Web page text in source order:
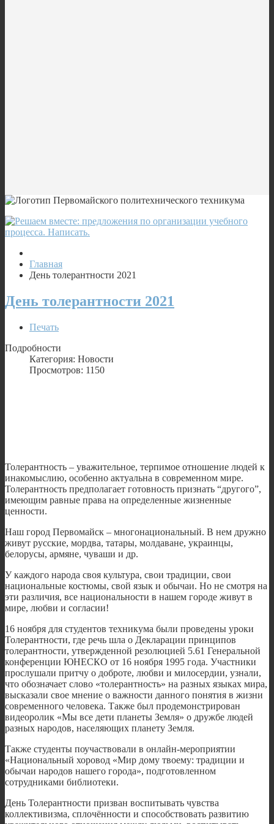
Главная
День толерантности 2021
День толерантности 2021
Печать
Подробности
Категория: Новости
Просмотров: 1150
Толерантность – уважительное, терпимое отношение людей к
инакомыслию, особенно актуальна в современном мире.
Толерантность предполагает готовность признать “другого”,
имеющим равные права на определенные жизненные
ценности.
Наш город Первомайск – многонациональный. В нем дружно
живут русские, мордва, татары, молдаване, украинцы,
белорусы, армяне, чуваши и др.
У каждого народа своя культура, свои традиции, свои
национальные костюмы, свой язык и обычаи. Но не смотря на
эти различия, все национальности в нашем городе живут в
мире, любви и согласии!
16 ноября для студентов техникума были проведены уроки
Толерантности, где речь шла о Декларации принципов
толерантности, утвержденной резолюцией 5.61 Генеральной
конференции ЮНЕСКО от 16 ноября 1995 года. Участники
прослушали притчу о доброте, любви и милосердии, узнали,
что обозначает слово «толерантность» на разных языках мира,
высказали свое мнение о важности данного понятия в жизни
современного человека. Также был продемонстрирован
видеоролик «Мы все дети планеты Земля» о дружбе людей
разных народов, населяющих планету Земля.
Также студенты поучаствовали в онлайн-мероприятии
«Национальный хоровод «Мир дому твоему: традиции и
обычаи народов нашего города», подготовленном
сотрудниками библиотеки.
День Толерантности призван воспитывать чувства
коллективизма, сплочённости и способствовать развитию